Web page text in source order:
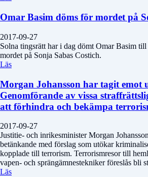
Omar Basim döms för mordet på
2017-09-27
Solna tingsrätt har i dag dömt Omar Basim
mordet på Sonja Sabas Costich.
Läs
Morgan Johansson har tagit emot
Genomförande av vissa
att förhindra och bekämpa
2017-09-27
Justitie- och inrikesminister Morgan
betänkande med förslag som utökar
kopplade till terrorism. Terrorismresor till
vapen- och sprängämnestekniker föreslås bli
Läs